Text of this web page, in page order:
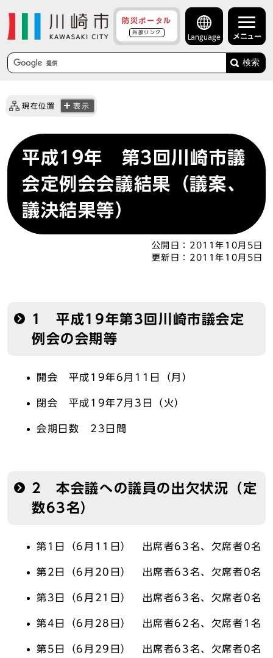
防災ポータル
外部リンク
Language メニュー
検索
現在位置 表示
平成19年 第3回川崎市議
会定例会会議結果（議案、
議決結果等）
公開日： 2011年10月5日
更新日： 2011年10月5日
1 平成19年第3回川崎市議会定
例会の会期等
開会 平成19年6月11日（月）
閉会 平成19年7月3日（火）
会期日数 23日間
2 本会議への議員の出欠状況（定
数63名）
第1日（6月11日） 出席者63名、欠席者0名
第2日（6月20日） 出席者63名、欠席者0名
第3日（6月21日） 出席者63名、欠席者0名
第4日（6月28日） 出席者62名、欠席者1名
第5日（6月29日） 出席者63名、欠席者0名